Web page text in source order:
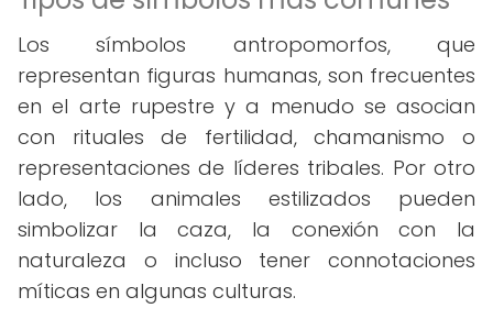
Los símbolos antropomorfos, que
representan figuras humanas, son frecuentes
en el arte rupestre y a menudo se asocian
con rituales de fertilidad, chamanismo o
representaciones de líderes tribales. Por otro
lado, los animales estilizados pueden
simbolizar la caza, la conexión con la
naturaleza o incluso tener connotaciones
míticas en algunas culturas.